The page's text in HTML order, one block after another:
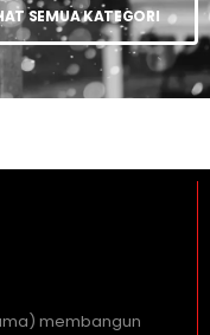
SEMUA KATEGORI
membangun